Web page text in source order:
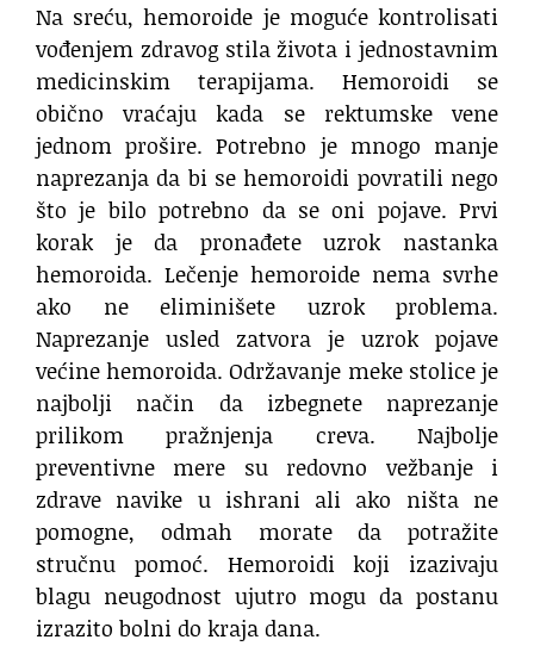
Na sreću, hemoroide je moguće kontrolisati
vođenjem zdravog stila života i jednostavnim
medicinskim terapijama. Hemoroidi se
obično vraćaju kada se rektumske vene
jednom prošire. Potrebno je mnogo manje
naprezanja da bi se hemoroidi povratili nego
što je bilo potrebno da se oni pojave. Prvi
korak je da pronađete uzrok nastanka
hemoroida. Lečenje hemoroide nema svrhe
ako ne eliminišete uzrok problema.
Naprezanje usled zatvora je uzrok pojave
većine hemoroida. Održavanje meke stolice je
najbolji način da izbegnete naprezanje
prilikom pražnjenja creva. Najbolje
preventivne mere su redovno vežbanje i
zdrave navike u ishrani ali ako ništa ne
pomogne, odmah morate da potražite
stručnu pomoć. Hemoroidi koji izazivaju
blagu neugodnost ujutro mogu da postanu
izrazito bolni do kraja dana.